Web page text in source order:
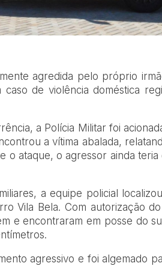
agredida pelo próprio
de violência doméstica
a Polícia Militar foi
a vítima abalada,
o ataque, o agressor ainda teria
a equipe policial
Vila Bela. Com autorização
e encontraram em posse do
agressivo e foi algemado